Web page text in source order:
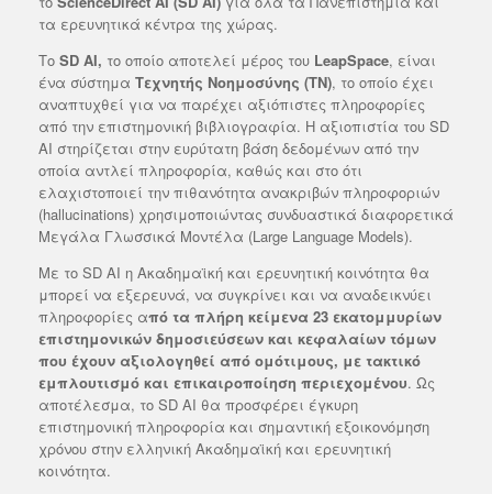
τα ερευνητικά κέντρα της χώρας.
Το SD AI, το οποίο αποτελεί μέρος του LeapSpace, είναι
ένα σύστημα Τεχνητής Νοημοσύνης (ΤΝ), το οποίο έχει
αναπτυχθεί για να παρέχει αξιόπιστες πληροφορίες
από την επιστημονική βιβλιογραφία. Η αξιοπιστία του SD
AI στηρίζεται στην ευρύτατη βάση δεδομένων από την
οποία αντλεί πληροφορία, καθώς και στο ότι
ελαχιστοποιεί την πιθανότητα ανακριβών πληροφοριών
(hallucinations) χρησιμοποιώντας συνδυαστικά διαφορετικά
Μεγάλα Γλωσσικά Μοντέλα (Large Language Models).
Mε το SD AI η Ακαδημαϊκή και ερευνητική κοινότητα θα
μπορεί να εξερευνά, να συγκρίνει και να αναδεικνύει
πληροφορίες από τα πλήρη κείμενα 23 εκατομμυρίων
επιστημονικών δημοσιεύσεων και κεφαλαίων τόμων
που έχουν αξιολογηθεί από ομότιμους, με τακτικό
εμπλουτισμό και επικαιροποίηση περιεχομένου. Ως
αποτέλεσμα, το SD AI θα προσφέρει έγκυρη
επιστημονική πληροφορία και σημαντική εξοικονόμηση
χρόνου στην ελληνική Ακαδημαϊκή και ερευνητική
κοινότητα.